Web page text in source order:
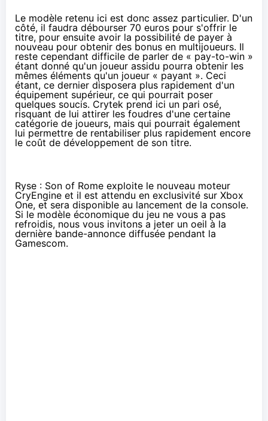
Le modèle retenu ici est donc assez particulier. D'un
côté, il faudra débourser 70 euros pour s'offrir le
titre, pour ensuite avoir la possibilité de payer à
nouveau pour obtenir des bonus en multijoueurs. Il
reste cependant difficile de parler de « pay-to-win »
étant donné qu'un joueur assidu pourra obtenir les
mêmes éléments qu'un joueur « payant ». Ceci
étant, ce dernier disposera plus rapidement d'un
équipement supérieur, ce qui pourrait poser
quelques soucis. Crytek prend ici un pari osé,
risquant de lui attirer les foudres d'une certaine
catégorie de joueurs, mais qui pourrait également
lui permettre de rentabiliser plus rapidement encore
le coût de développement de son titre.
Ryse : Son of Rome exploite le nouveau moteur
CryEngine et il est attendu en exclusivité sur Xbox
One, et sera disponible au lancement de la console.
Si le modèle économique du jeu ne vous a pas
refroidis, nous vous invitons a jeter un oeil à la
dernière bande-annonce diffusée pendant la
Gamescom.